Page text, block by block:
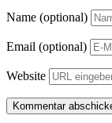
Name (optional)
Email (optional)
Website